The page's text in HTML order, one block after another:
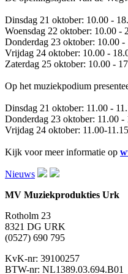
Dinsdag 21 oktober: 10.00 -
Woensdag 22 oktober: 10.00 -
Donderdag 23 oktober: 10.00 -
Vrijdag 24 oktober: 10.00 -
Zaterdag 25 oktober: 10.00 -
Op het muziekpodium
Dinsdag 21 oktober: 11.00 -
Donderdag 23 oktober: 11.00 -
Vrijdag 24 oktober: 11.00-
Kijk voor meer informatie op
Nieuws
MV Muziekprodukties Urk
Rotholm 23
8321 DG URK
(0527) 690 795
KvK-nr: 39100257
BTW-nr: NL1389.03.694.B01